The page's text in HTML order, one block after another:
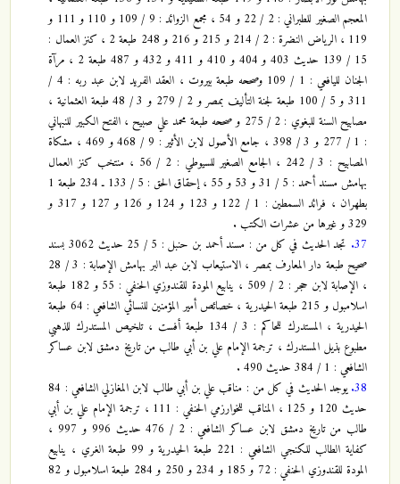
المعجم الصغير للطبراني : 2 / 22 و 54 ، مجمع الزوائد : 9 / 109 و 110 و 111 و
119 ، الرياض النضرة : 2 / 214 و 215 و 216 و 248 طبعة 2 ، كنز العمال :
15 / 139 حديث 403 و 404 و 410 و 411 و 432 و 487 طبعة 2 ، مرآة
الجنان لليافعي : 1 / 109 وصححه طبعة بيروت ، العقد الفريد لابن عبد ربه : 4 /
311 و 5 / 100 طبعة لجنة التأليف بمصر و 2 / 279 و 3 / 48 طبعة العثمانية ،
مصابيح السنة للبغوي : 2 / 275 و صححه طبعة محمد علي صبيح ، الفتح الكبير للنبهاني
: 1 / 277 و 3 / 398 ، جامع الأصول لابن الأثير : 9 / 468 و 469 ، مشكاة
المصابيح : 3 / 242 ، الجامع الصغير للسيوطي : 2 / 56 ، منتخب كنز العمال
بهامش مسند أحمد : 5 / 31 و 53 و 55 ، إحقاق الحق : 5 / 133 ـ 234 طبعة 1
بطهران ، فرائد السمطين : 1 / 122 و 123 و 124 و 126 و 127 و 317 و
329 و غيرها من عشرات الكتب .
37.
تجد الحديث في كل من : مسند أحمد بن حنبل : 5 / 25 حديث 3062 بسند
صحيح طبعة دار المعارف بمصر ، الاستيعاب لابن عبد البر بهامش الإصابة : 3 / 28
، الإصابة لابن حجر : 2 / 509 ، ينابيع المودة للقندوزي الحنفي : 55 و 182 طبعة
اسلامبول و 215 طبعة الحيدرية ، خصائص أمير المؤمنين للنسائي الشافعي : 64 طبعة
الحيدرية ، المستدرك للحاكم : 3 / 134 طبعة أفست ، تلخيص المستدرك للذهبي
مطبوع بذيل المستدرك ، ترجمة الإمام علي بن أبي طالب من تاريخ دمشق لابن عساكر
الشافعي : 1 / 384 حديث 490 .
38.
يوجد الحديث في كل من : مناقب علي بن أبي طالب لابن المغازلي الشافعي : 84
حديث 120 و 125 ، المناقب للخوارزمي الحنفي : 111 ، ترجمة الإمام علي بن أبي
طالب من تاريخ دمشق لابن عساكر الشافعي : 2 / 476 حديث 996 و 997 ،
كفاية الطالب للكنجي الشافعي : 221 طبعة الحيدرية و 99 طبعة الغري ، ينابيع
المودة للقندوزي الحنفي : 72 و 185 و 234 و 250 و 284 طبعة اسلامبول و 82